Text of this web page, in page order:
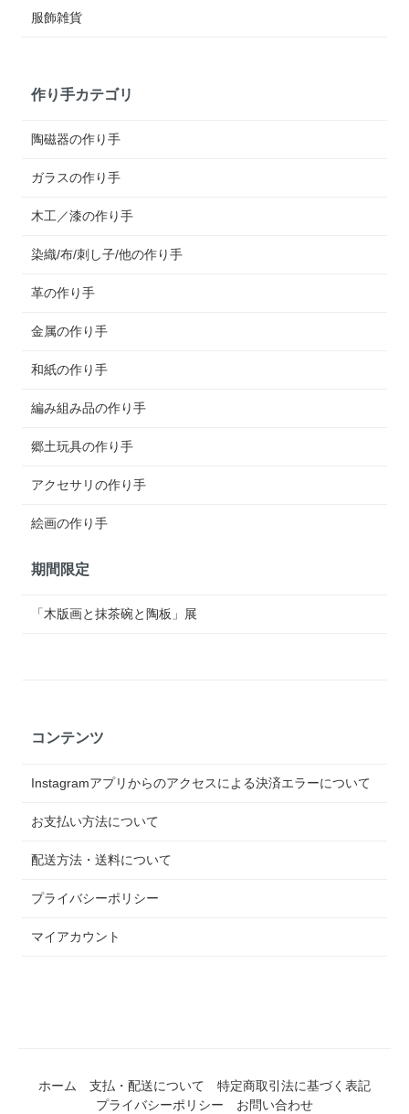
服飾雑貨
作り手カテゴリ
陶磁器の作り手
ガラスの作り手
木工／漆の作り手
染織/布/刺し子/他の作り手
革の作り手
金属の作り手
和紙の作り手
編み組み品の作り手
郷土玩具の作り手
アクセサリの作り手
絵画の作り手
期間限定
「木版画と抹茶碗と陶板」展
コンテンツ
Instagramアプリからのアクセスによる決済エラーについて
お支払い方法について
配送方法・送料について
プライバシーポリシー
マイアカウント
ホーム 支払・配送について
特定商取引法に基づく表記
プライバシーポリシー
お問い合わせ